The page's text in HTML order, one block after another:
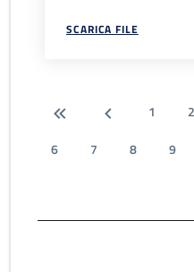
SCARICA FILE
1 2
6
7 8 9